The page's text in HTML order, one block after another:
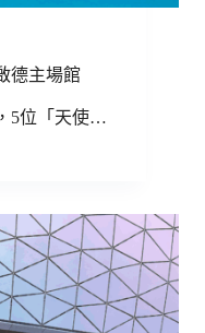
德主場館
5位「天使…